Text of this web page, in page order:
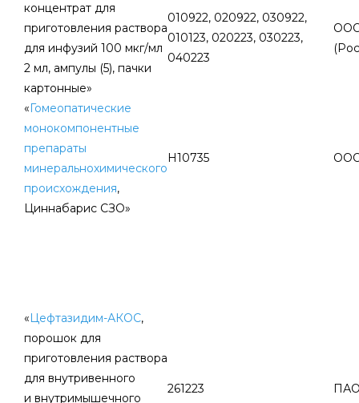
концентрат для
приготовления раствора
для инфузий 100 мкг/мл
2 мл, ампулы (5), пачки
картонные»
010922, 020922, 030922,
010123, 020223, 030223,
040223
«Гомеопатические
монокомпонентные
препараты
минеральнохимического
происхождения,
Циннабарис СЗО»
Н10735
«Цефтазидим-АКОС,
порошок для
приготовления раствора
для внутривенного
и внутримышечного
261223 ПАО